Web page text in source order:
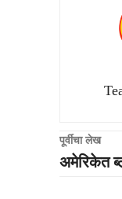
पूर्वीचा लेख
अमेरिकेत